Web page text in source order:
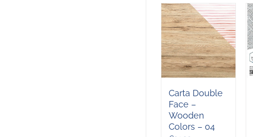
Carta Double
Face –
Wooden
Colors – 04